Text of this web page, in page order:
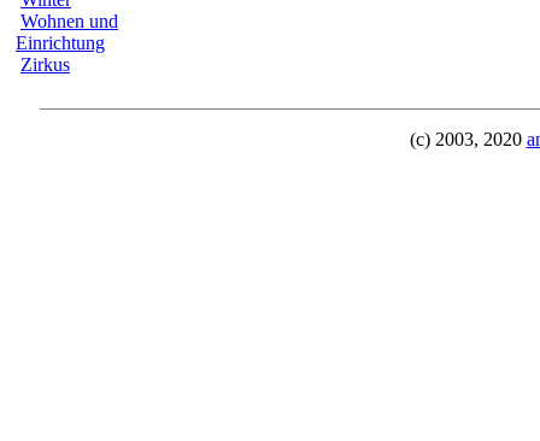
Wohnen und
Einrichtung
Zirkus
(c) 2003, 2020